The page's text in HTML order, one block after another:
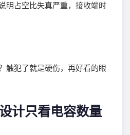
明占空比失真严重，接收端时
触犯了就是硬伤，再好看的眼
计只看电容数量